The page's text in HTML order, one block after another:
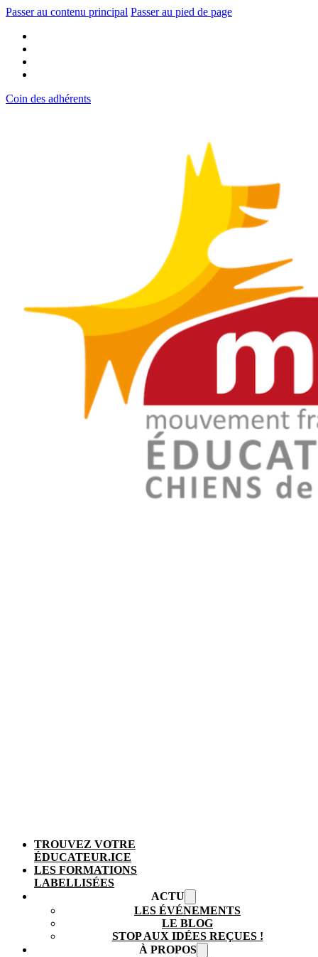
Passer au contenu principal Passer au pied de page
Coin des adhérents
TROUVEZ VOTRE
ÉDUCATEUR.ICE
LES FORMATIONS
LABELLISÉES
ACTU
LES ÉVÉNEMENTS
LE BLOG
STOP AUX IDÉES REÇUES !
À PROPOS